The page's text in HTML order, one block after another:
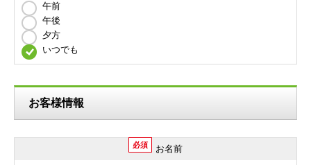
午前
午後
夕方
いつでも
お客様情報
必須 お名前